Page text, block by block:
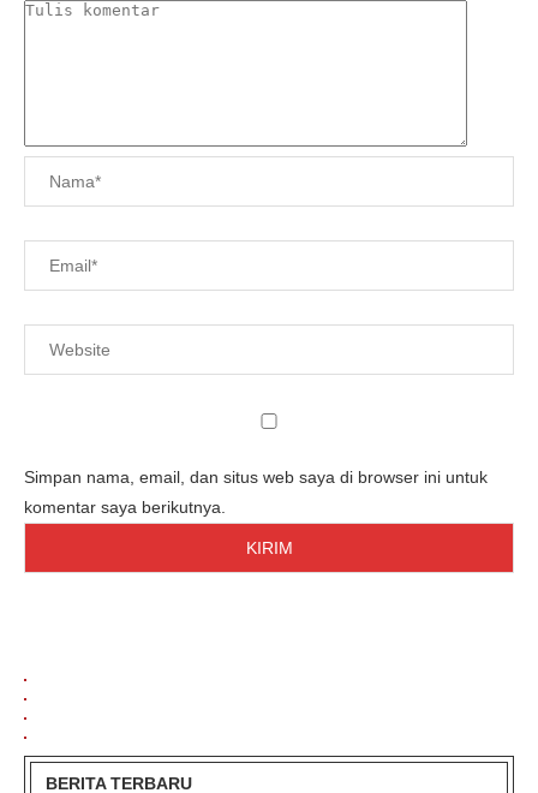
Simpan nama, email, dan situs web saya di browser ini untuk
komentar saya berikutnya.
BERITA TERBARU